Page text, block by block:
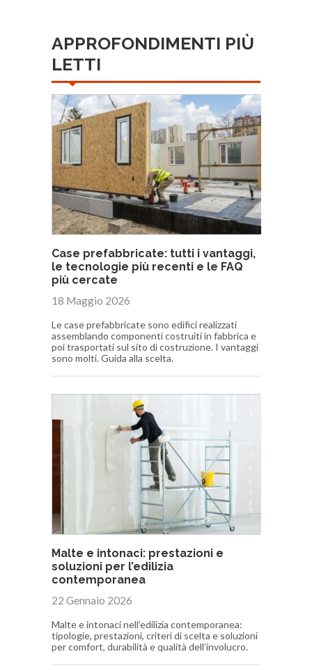
APPROFONDIMENTI PIÙ
LETTI
Case prefabbricate: tutti i vantaggi,
le tecnologie più recenti e le FAQ
più cercate
18 Maggio 2026
Le case prefabbricate sono edifici realizzati
assemblando componenti costruiti in fabbrica e
poi trasportati sul sito di costruzione. I vantaggi
sono molti. Guida alla scelta.
Malte e intonaci: prestazioni e
soluzioni per l’edilizia
contemporanea
22 Gennaio 2026
Malte e intonaci nell’edilizia contemporanea:
tipologie, prestazioni, criteri di scelta e soluzioni
per comfort, durabilità e qualità dell’involucro.